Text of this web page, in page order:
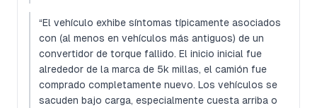
“El vehículo exhibe síntomas típicamente asociados
con (al menos en vehículos más antiguos) de un
convertidor de torque fallido. El inicio inicial fue
alrededor de la marca de 5k millas, el camión fue
comprado completamente nuevo. Los vehículos se
sacuden bajo carga, especialmente cuesta arriba o